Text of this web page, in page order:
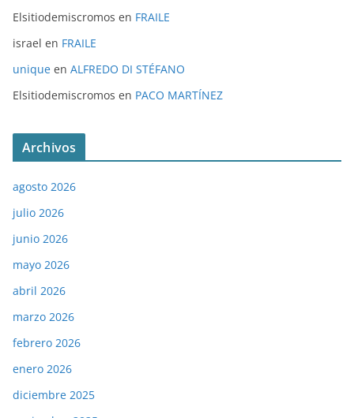
Elsitiodemiscromos en FRAILE
israel en FRAILE
unique en ALFREDO DI STÉFANO
Elsitiodemiscromos en PACO MARTÍNEZ
Archivos
agosto 2026
julio 2026
junio 2026
mayo 2026
abril 2026
marzo 2026
febrero 2026
enero 2026
diciembre 2025